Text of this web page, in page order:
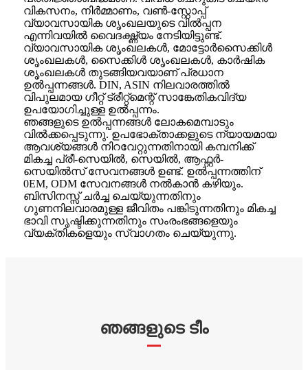
വികസനം, നിർമ്മാണം, വൺ-സ്റ്റോപ്പ്
വ്യാവസായിക ശൃംഖലയുടെ വിൽപ്പന
എന്നിവയിൽ വൈദഗ്ദ്ധ്യം നേടിയിട്ടുണ്ട്.
വ്യാവസായിക ശൃംഖലകൾ, മോട്ടോർസൈക്കിൾ
ശൃംഖലകൾ, സൈക്കിൾ ശൃംഖലകൾ, കാർഷിക
ശൃംഖലകൾ തുടങ്ങിയവയാണ് പ്രധാന
ഉൽപ്പന്നങ്ങൾ. DIN, ASIN നിലവാരത്തിൽ
വിപുലമായ ഗീറ്റ് ട്രീറ്റ്മെന്റ് സാങ്കേതികവിദ്യ
ഉപയോഗിച്ചുള്ള ഉൽപ്പന്നം.
ഞങ്ങളുടെ ഉൽപ്പന്നങ്ങൾ ലോകമെമ്പാടും
വിൽക്കപ്പെടുന്നു. ഉപഭോക്താക്കളുടെ ന്യായമായ
ആവശ്യങ്ങൾ നിറവേറ്റുന്നതിനായി കമ്പനിക്ക്
മികച്ച പ്രീ-സെയിൽ, സെയിൽ, ആഫ്റ്റർ-
സെയിൽസ് സേവനങ്ങൾ ഉണ്ട്. ഉൽപ്പന്നത്തിന്
0EM, ODM സേവനങ്ങൾ നൽകാൻ കഴിയും.
ബിസിനസ്സ് ചർച്ച ചെയ്യുന്നതിനും
ഗുണനിലവാരമുള്ള ജീവിതം പങ്കിടുന്നതിനും മികച്ച
ഭാവി സൃഷ്ടിക്കുന്നതിനും സംരംഭങ്ങളെയും
വ്യക്തികളെയും സ്വാഗതം ചെയ്യുന്നു.
ഞങ്ങളുടെ ടീം